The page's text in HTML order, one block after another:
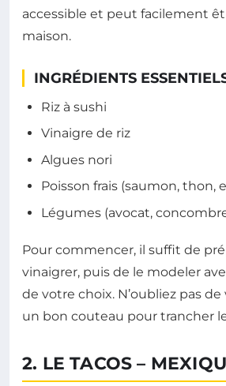
accessible et peut facilement
maison.
INGRÉDIENTS
Riz à sushi
Vinaigre de riz
Algues nori
Poisson frais (saumon, thon,
Légumes (avocat,
Pour commencer, il suffit de
vinaigrer, puis de le modeler
de votre choix. N’oubliez pas
un bon couteau pour trancher
2. LE TACOS –